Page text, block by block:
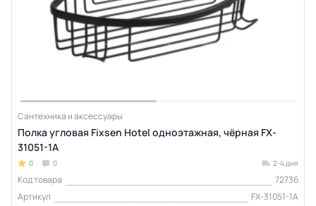
Сантехника и аксессуары
Полка угловая Fixsen Hotel одноэтажная, чёрная FX-
31051-1A
0 0 2-4 дня
Код товара
72736
Артикул
FX-31051-1A